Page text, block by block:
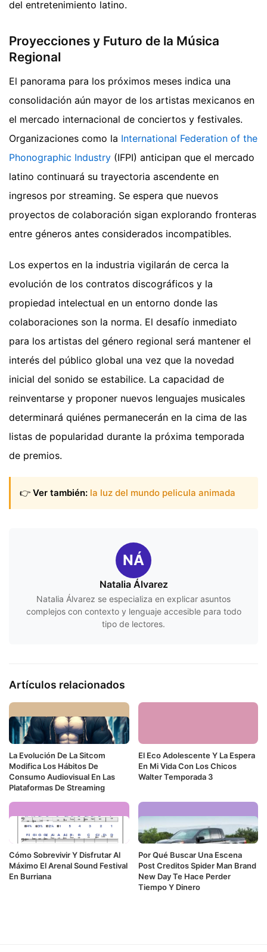
del entretenimiento latino.
Proyecciones y Futuro de la Música
Regional
El panorama para los próximos meses indica una
consolidación aún mayor de los artistas mexicanos en
el mercado internacional de conciertos y festivales.
Organizaciones como la International Federation of the
Phonographic Industry (IFPI) anticipan que el mercado
latino continuará su trayectoria ascendente en
ingresos por streaming. Se espera que nuevos
proyectos de colaboración sigan explorando fronteras
entre géneros antes considerados incompatibles.
Los expertos en la industria vigilarán de cerca la
evolución de los contratos discográficos y la
propiedad intelectual en un entorno donde las
colaboraciones son la norma. El desafío inmediato
para los artistas del género regional será mantener el
interés del público global una vez que la novedad
inicial del sonido se estabilice. La capacidad de
reinventarse y proponer nuevos lenguajes musicales
determinará quiénes permanecerán en la cima de las
listas de popularidad durante la próxima temporada
de premios.
👉 Ver también: la luz del mundo pelicula animada
NÁ
Natalia Álvarez
Natalia Álvarez se especializa en explicar asuntos
complejos con contexto y lenguaje accesible para todo
tipo de lectores.
Artículos relacionados
La Evolución De La Sitcom
Modifica Los Hábitos De
Consumo Audiovisual En Las
Plataformas De Streaming
El Eco Adolescente Y La Espera
En Mi Vida Con Los Chicos
Walter Temporada 3
Cómo Sobrevivir Y Disfrutar Al
Máximo El Arenal Sound Festival
En Burriana
Por Qué Buscar Una Escena
Post Creditos Spider Man Brand
New Day Te Hace Perder
Tiempo Y Dinero